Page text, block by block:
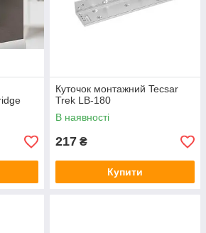
Куточок монтажний Tecsar
Trek LB-180
В наявності
217 ₴
Купити